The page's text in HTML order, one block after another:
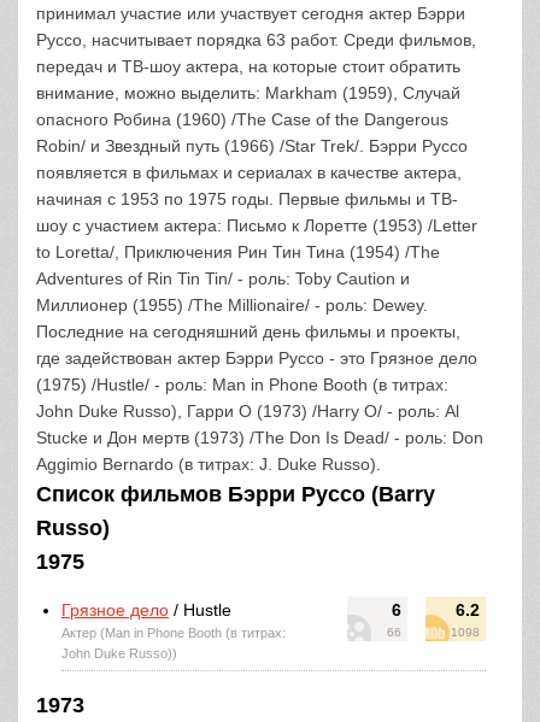
принимал участие или участвует сегодня актер Бэрри
Руссо, насчитывает порядка 63 работ. Среди фильмов,
передач и ТВ-шоу актера, на которые стоит обратить
внимание, можно выделить: Markham (1959), Случай
опасного Робина (1960) /The Case of the Dangerous
Robin/ и Звездный путь (1966) /Star Trek/. Бэрри Руссо
появляется в фильмах и сериалах в качестве актера,
начиная с 1953 по 1975 годы. Первые фильмы и ТВ-
шоу с участием актера: Письмо к Лоретте (1953) /Letter
to Loretta/, Приключения Рин Тин Тина (1954) /The
Adventures of Rin Tin Tin/ - роль: Toby Caution и
Миллионер (1955) /The Millionaire/ - роль: Dewey.
Последние на сегодняшний день фильмы и проекты,
где задействован актер Бэрри Руссо - это Грязное дело
(1975) /Hustle/ - роль: Man in Phone Booth (в титрах:
John Duke Russo), Гарри О (1973) /Harry O/ - роль: Al
Stucke и Дон мертв (1973) /The Don Is Dead/ - роль: Don
Aggimio Bernardo (в титрах: J. Duke Russo).
Список фильмов Бэрри Руссо (Barry
Russo)
1975
6
66
6.2
1098
Грязное дело / Hustle
Актер (Man in Phone Booth (в титрах:
John Duke Russo))
1973